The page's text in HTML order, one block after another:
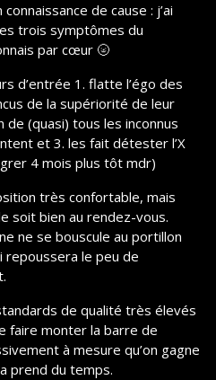
de cause : j’ai
trois symptômes du
par cœur 🌝
d’entrée 1. flatte l’égo des
de la supériorité de leur
de (quasi) tous les inconnus
et 3. les fait détester l’X
4 mois plus tôt mdr)
très confortable, mais
soit bien au rendez-vous.
ne se bouscule au portillon
repoussera le peu de
faire monter la barre de
à mesure qu’on gagne
prend du temps.